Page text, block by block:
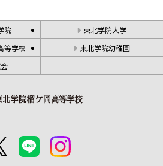
院
東北学院大学
等学校
東北学院幼稚園